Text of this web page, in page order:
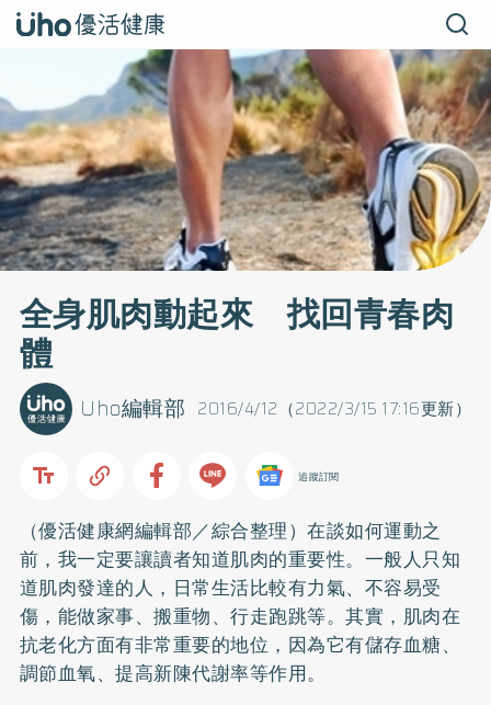
全身肌肉動起來 找回青春肉
體
2016/4/12（2022/3/15 17:16更新）
Uho編輯部
追蹤訂閱
（優活健康網編輯部／綜合整理）在談如何運動之
前，我一定要讓讀者知道肌肉的重要性。一般人只知
道肌肉發達的人，日常生活比較有力氣、不容易受
傷，能做家事、搬重物、行走跑跳等。其實，肌肉在
抗老化方面有非常重要的地位，因為它有儲存血糖、
調節血氧、提高新陳代謝率等作用。